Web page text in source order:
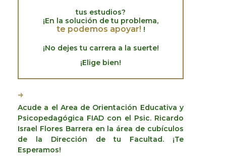
tus estudios?
¡En la solución de tu problema,
te podemos apoyar! !
¡No dejes tu carrera a la suerte!
¡Elige bien!
Acude a el Area de Orientación Educativa y
Psicopedagógica FIAD con el Psic. Ricardo
Israel Flores Barrera en la área de cubículos
de la Dirección de tu Facultad. ¡Te
Esperamos!